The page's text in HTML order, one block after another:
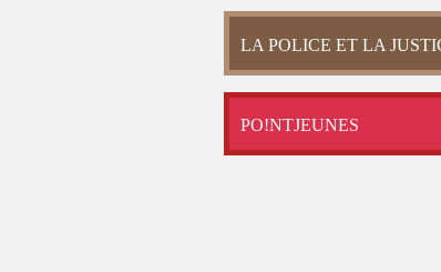
LA POLICE ET LA
PO!NTJEUNES